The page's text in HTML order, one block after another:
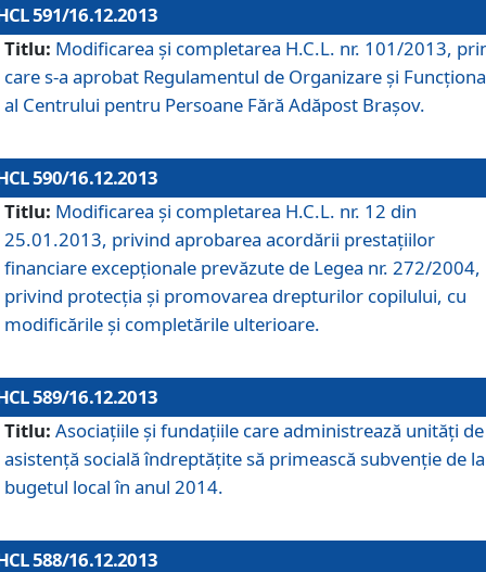
591/16.12.2013
Titlu: Modificarea şi completarea H.C.L. nr. 101/2013,
care s-a aprobat Regulamentul de Organizare şi
al Centrului pentru Persoane Fără Adăpost Braşov.
590/16.12.2013
Titlu: Modificarea şi completarea H.C.L. nr. 12 din
25.01.2013, privind aprobarea acordării prestaţiilor
financiare excepţionale prevăzute de Legea nr. 272/2004,
privind protecţia şi promovarea drepturilor copilului, cu
modificările şi completările ulterioare.
589/16.12.2013
Titlu: Asociaţiile şi fundaţiile care administrează unităţi de
asistenţă socială îndreptăţite să primească subvenţie de la
bugetul local în anul 2014.
588/16.12.2013